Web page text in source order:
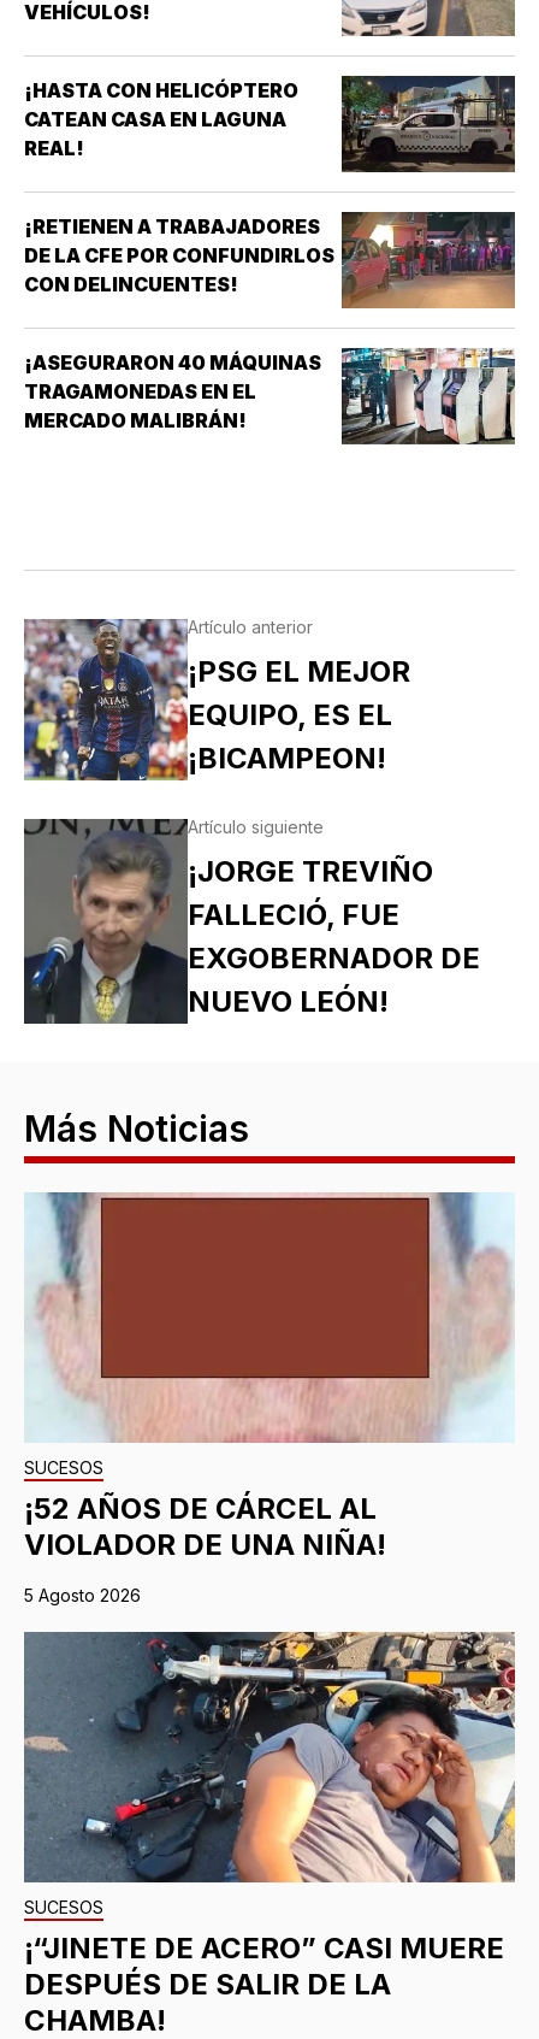
VEHÍCULOS!
¡HASTA CON HELICÓPTERO
CATEAN CASA EN LAGUNA
REAL!
¡RETIENEN A TRABAJADORES
DE LA CFE POR CONFUNDIRLOS
CON DELINCUENTES!
¡ASEGURARON 40 MÁQUINAS
TRAGAMONEDAS EN EL
MERCADO MALIBRÁN!
Artículo anterior
¡PSG EL MEJOR
EQUIPO, ES EL
¡BICAMPEON!
Artículo siguiente
¡JORGE TREVIÑO
FALLECIÓ, FUE
EXGOBERNADOR DE
NUEVO LEÓN!
Más Noticias
SUCESOS
¡52 AÑOS DE CÁRCEL AL
VIOLADOR DE UNA NIÑA!
5 Agosto 2026
SUCESOS
¡“JINETE DE ACERO” CASI MUERE
DESPUÉS DE SALIR DE LA
CHAMBA!